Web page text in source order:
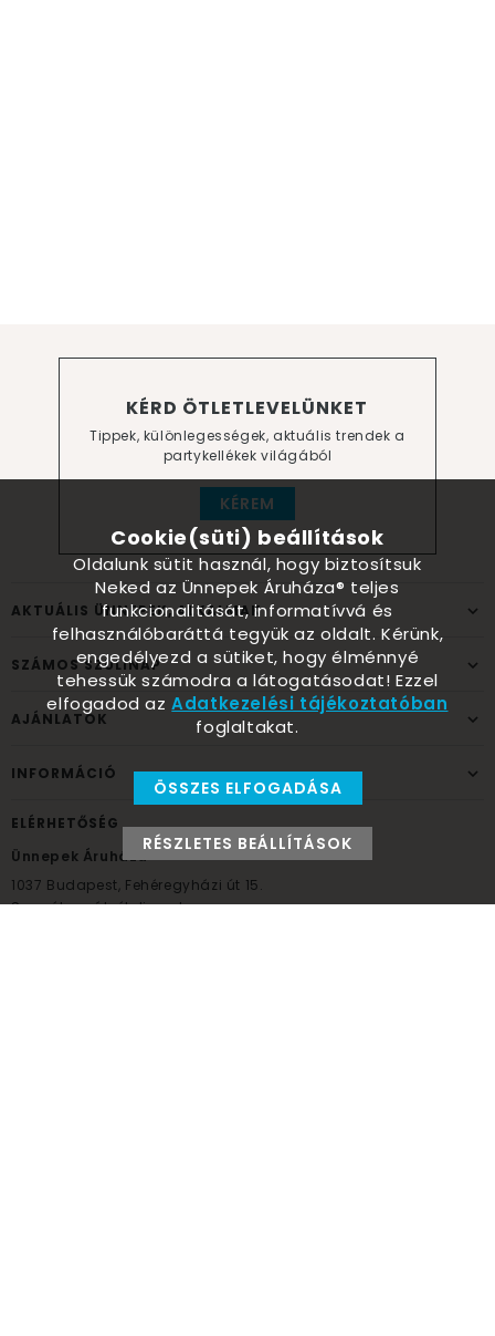
KÉRD ÖTLETLEVELÜNKET
Tippek, különlegességek, aktuális trendek a
partykellékek világából
KÉREM
AKTUÁLIS ÜNNEPEK, ALKALMAK
SZÁMOS SZÜLINAP
AJÁNLATOK
INFORMÁCIÓ
ELÉRHETŐSÉG
Ünnepek Áruháza
1037 Budapest, Fehéregyházi út 15.
Személyes átvételi pont
Cookie(süti) beállítások
Oldalunk sütit használ, hogy biztosítsuk
Neked az Ünnepek Áruháza® teljes
funkcionalitását, informatívvá és
felhasználóbaráttá tegyük az oldalt. Kérünk,
engedélyezd a sütiket, hogy élménnyé
tehessük számodra a látogatásodat! Ezzel
elfogadod azAdatkezelési tájékoztatóban
foglaltakat.
ÖSSZES ELFOGADÁSA
RÉSZLETES BEÁLLÍTÁSOK